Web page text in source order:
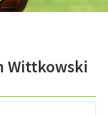
Wittkowski